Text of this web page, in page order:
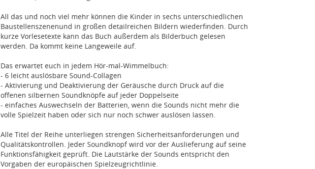
All das und noch viel mehr können die Kinder in sechs unterschiedlichen
Baustellenszenenund in großen detailreichen Bildern wiederfinden. Durch
kurze Vorlesetexte kann das Buch außerdem als Bilderbuch gelesen
werden. Da kommt keine Langeweile auf.
Das erwartet euch in jedem Hör-mal-Wimmelbuch:
- 6 leicht auslösbare Sound-Collagen
- Aktivierung und Deaktivierung der Geräusche durch Druck auf die
offenen silbernen Soundknöpfe auf jeder Doppelseite
- einfaches Auswechseln der Batterien, wenn die Sounds nicht mehr die
volle Spielzeit haben oder sich nur noch schwer auslösen lassen.
Alle Titel der Reihe unterliegen strengen Sicherheitsanforderungen und
Qualitätskontrollen. Jeder Soundknopf wird vor der Auslieferung auf seine
Funktionsfähigkeit geprüft. Die Lautstärke der Sounds entspricht den
Vorgaben der europäischen Spielzeugrichtlinie.